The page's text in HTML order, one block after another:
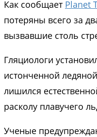
Как сообщает Planet
потеряны всего за
вызвавшие столь
Гляциологи
истонченной
лишился
расколу плавучего
Ученые